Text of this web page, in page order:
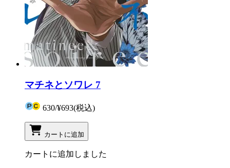
マチネとソワレ 7
630/¥693(税込)
カートに追加
カートに追加しました